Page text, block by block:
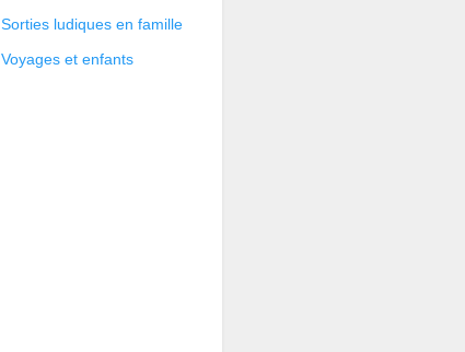
Sorties ludiques en famille
Voyages et enfants